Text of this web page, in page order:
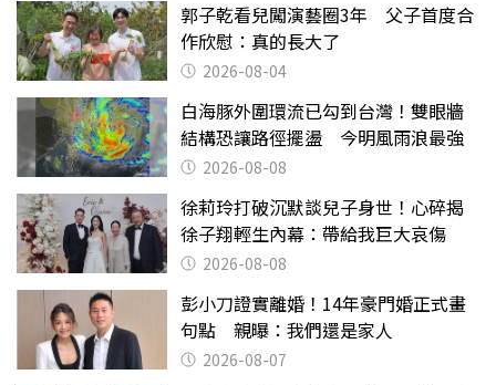
郭子乾看兒闖演藝圈3年 父子首度合
作欣慰：真的長大了
2026-08-04
白海豚外圍環流已勾到台灣！雙眼牆
結構恐讓路徑擺盪 今明風雨浪最強
2026-08-08
徐莉玲打破沉默談兒子身世！心碎揭
徐子翔輕生內幕：帶給我巨大哀傷
2026-08-08
彭小刀證實離婚！14年豪門婚正式畫
句點 親曝：我們還是家人
2026-08-07